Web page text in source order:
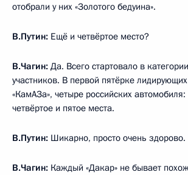
отобрали у них «Золотого бедуина».
В.Путин: Ещё и четвёртое место?
В.Чагин: Да. Всего стартовало в
участников. В первой пятёрке
«КамАЗа», четыре российских
четвёртое и пятое места.
В.Путин: Шикарно, просто очень здорово.
В.Чагин: Каждый «Дакар» не бывает